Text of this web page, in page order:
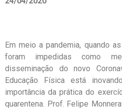
Em meio a pandemia, quando
foram impedidas como
disseminação do novo
Educação Física está
importância da prática do
quarentena. Prof. Felipe